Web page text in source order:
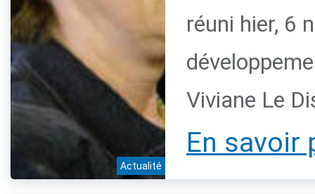
Actualité
réuni hier, 6
Viviane Le
En savoir